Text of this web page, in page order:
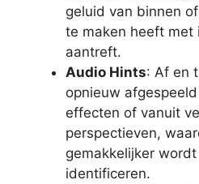
geluid van binnen
te maken heeft met
aantreft.
Audio Hints: Af en
opnieuw
effecten of vanuit
perspectieven,
gemakkelijker
identificeren.